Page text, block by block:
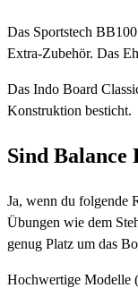
Das Sportstech
Extra-Zubehör. Das
Das Indo Board
Konstruktion besticht.
Sind
Ja, wenn du folgende
Übungen wie dem
genug Platz um das
Hochwertige Modelle